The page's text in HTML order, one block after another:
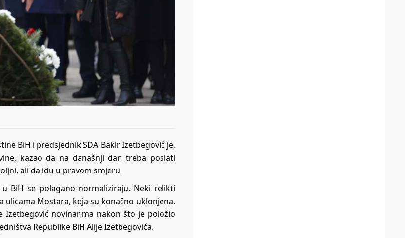
BiH i predsjednik SDA Bakir Izetbegović je,
kazao da na današnji dan treba poslati
ali da idu u pravom smjeru.
BiH se polagano normaliziraju. Neki relikti
Mostara, koja su konačno uklonjena.
novinarima nakon što je položio
Republike BiH Alije Izetbegovića.